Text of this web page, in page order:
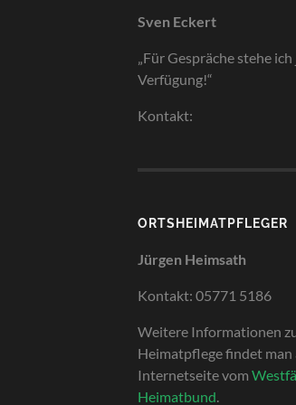
Sven Eckert
„Für Gespräche stehe
Verfügung!“
Kontakt:
ORTSHEIMATPFLEGER
Jürgen Heimsath
Kontakt: 05771 5186
Weitere Informationen
Heimatpflege findet man
Internetseite vom
Heimatbund